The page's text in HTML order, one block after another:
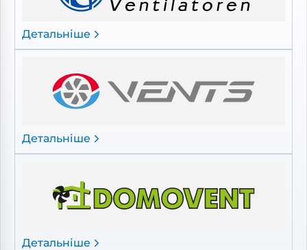
Детальніше
Детальніше
Детальніше